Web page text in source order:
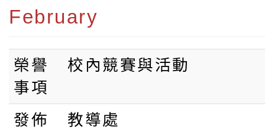
February
榮譽
事項
校內競賽與活動
發佈
教導處